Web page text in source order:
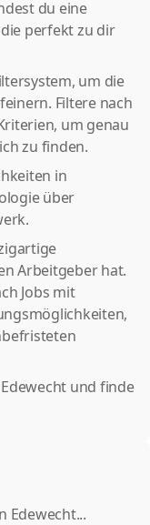
du eine
perfekt zu dir
um die
Filtere nach
um genau
zu finden.
in
über
Arbeitgeber hat.
Jobs mit
und finde
Edewecht...